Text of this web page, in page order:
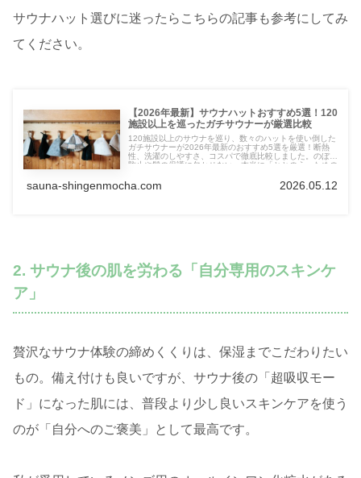
サウナハット選びに迷ったらこちらの記事も参考にしてみ
てください。
【2026年最新】サウナハットおすすめ5選！120
施設以上を巡ったガチサウナーが厳選比較
120施設以上のサウナを巡り、数々のハットを使い倒した
ガチサウナーが2026年最新のおすすめ5選を厳選！断熱
性、洗濯のしやすさ、コスパで徹底比較しました。のぼせ
防止や髪の保護に欠かせない、本当に「ととのう」ための
び方を伝授！
sauna-shingenmocha.com 2026.05.12
2. サウナ後の肌を労わる「自分専用のスキンケ
ア」
贅沢なサウナ体験の締めくくりは、保湿までこだわりたい
もの。備え付けも良いですが、サウナ後の「超吸収モー
ド」になった肌には、普段より少し良いスキンケアを使う
のが「自分へのご褒美」として最高です。